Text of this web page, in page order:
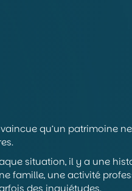
qu’un patrimoine
situation, il y a une
famille, une activité
des inquiétudes.